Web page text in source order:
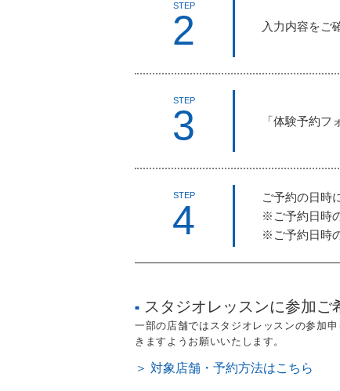
STEP
2 入力内容をご
STEP
3 「体験予約
STEP
4
ご予約の日時
※ご予約日時
※ご予約日時
■ スタジオレッスンに参加ご
一部の店舗ではスタジオレッスンの参加
きますようお願いいたします。
＞ 対象店舗・予約方法はこちら